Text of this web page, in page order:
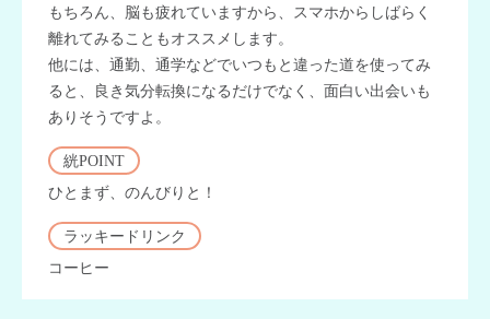
もちろん、脳も疲れていますから、スマホからしばらく
離れてみることもオススメします。
他には、通勤、通学などでいつもと違った道を使ってみ
ると、良き気分転換になるだけでなく、面白い出会いも
ありそうですよ。
絖POINT
ひとまず、のんびりと！
ラッキードリンク
コーヒー